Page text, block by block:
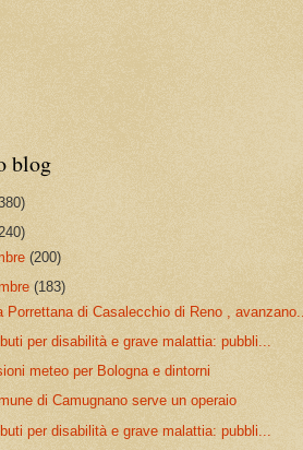
blog
(200)
(183)
Porrettana di Casalecchio di Reno ,
per disabilità e grave malattia: pubbli...
meteo per Bologna e dintorni
di Camugnano serve un operaio
per disabilità e grave malattia: pubbli...